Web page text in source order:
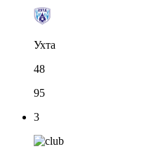
Ухта
48
95
3